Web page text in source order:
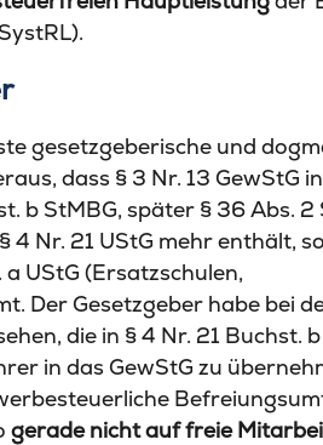
gesetzgeberische und
dass § 3 Nr. 13 GewStG
b StMBG, später § 36 Abs. 2
4 Nr. 21 UStG mehr enthält,
UStG (Ersatzschulen,
Der Gesetzgeber habe bei
die in § 4 Nr. 21 Buchst.
in das GewStG zu
gerade nicht auf freie